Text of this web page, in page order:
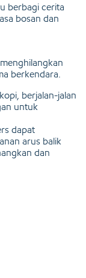
berbagi cerita
bosan dan
berkendara.
berjalan-jalan
untuk
dapat
arus balik
dan